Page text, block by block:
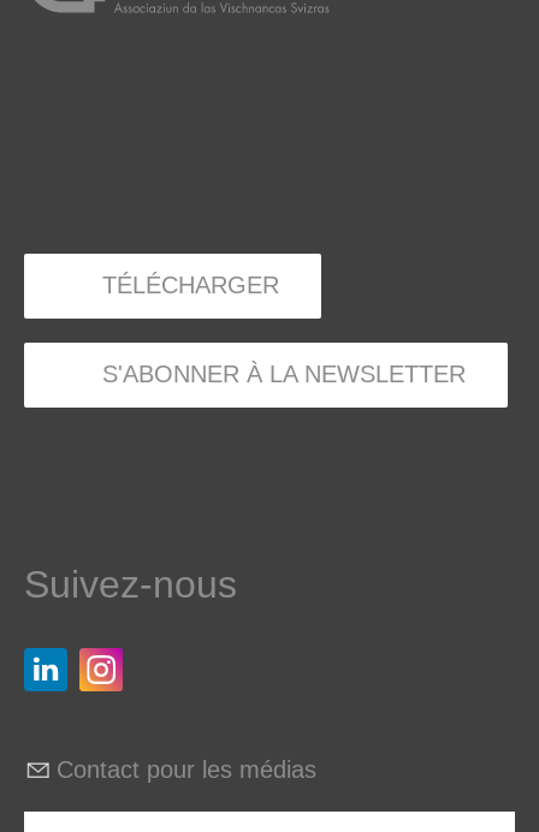
TÉLÉCHARGER
S'ABONNER À LA NEWSLETTER
Suivez-nous
Contact pour les médias